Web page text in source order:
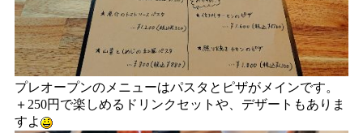
プレオープンのメニューはパスタとピザがメインです。
＋250円で楽しめるドリンクセットや、デザートもありま
すよ